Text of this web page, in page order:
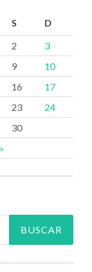
S D
2
3
9
10
16
17
23
24
30